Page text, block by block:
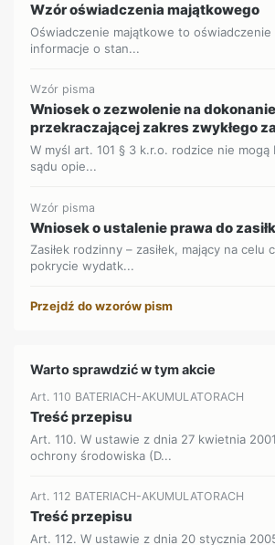
Wzór oświadczenia majątkowego
Oświadczenie majątkowe to oświadczenie
informacje o stan...
Wzór pisma
Wniosek o zezwolenie na
przekraczającej zakres zwykłego
W myśl art. 101 § 3 k.r.o. rodzice nie
sądu opie...
Wzór pisma
Wniosek o ustalenie prawa do
Zasiłek rodzinny – zasiłek, mający na celu
pokrycie wydatk...
Przejdź do wzorów pism
Warto sprawdzić w tym akcie
Art. 110 BATERIACH-AKUMULATORACH
Treść przepisu
Art. 110. W ustawie z dnia 27 kwietnia
ochrony środowiska (D...
Art. 112 BATERIACH-AKUMULATORACH
Treść przepisu
Art. 112. W ustawie z dnia 20 stycznia